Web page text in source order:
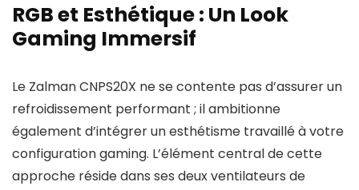
RGB et Esthétique : Un Look
Gaming Immersif
Le Zalman CNPS20X ne se contente pas d’assurer un
refroidissement performant ; il ambitionne
également d’intégrer un esthétisme travaillé à votre
configuration gaming. L’élément central de cette
approche réside dans ses deux ventilateurs de